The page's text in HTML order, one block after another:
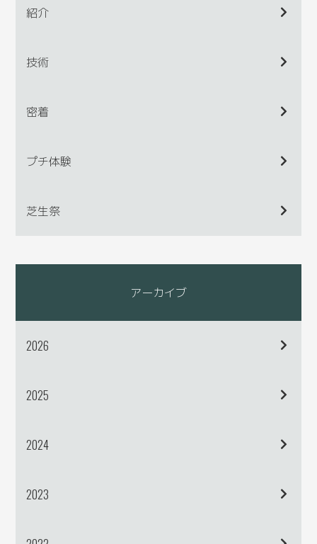
紹介
技術
密着
プチ体験
芝生祭
アーカイブ
2026
2025
2024
2023